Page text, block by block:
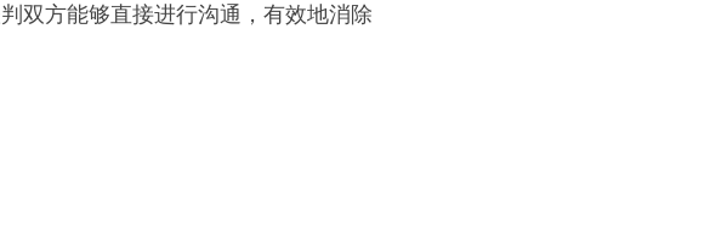
双方能够直接进行沟通，有效地消除